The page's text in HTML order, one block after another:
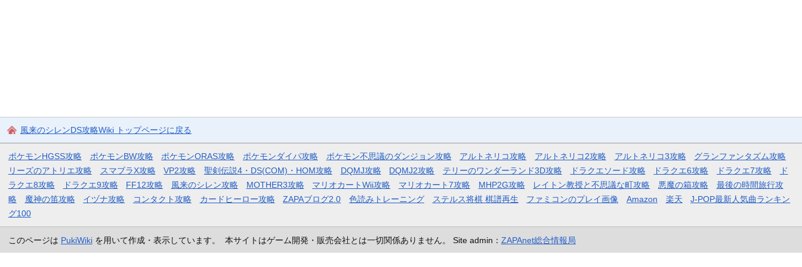
風来のシレンDS攻略Wiki トップページに戻る
ポケモンHGSS攻略 ポケモンBW攻略 ポケモンORAS攻略 ポケモンダイパ攻略 ポケモン不思議のダンジョン攻略 アルトネリコ攻略 アルトネリコ2攻略 アルトネリコ3攻略
グランファンタズム攻略
リーズのアトリエ攻略
スマブラX攻略 VP2攻略 聖剣伝説4・DS(COM)・HOM攻略 DQMJ攻略 DQMJ2攻略 テリーのワンダーランド3D攻略 ドラクエソード攻略 ドラクエ6攻略 ドラクエ7攻略
ド
ラクエ8攻略
ドラクエ9攻略 FF12攻略 風来のシレン攻略 MOTHER3攻略 マリオカートWii攻略 マリオカート7攻略 MHP2G攻略 レイトン教授と不思議な町攻略 悪魔の箱攻略
最後の時間旅行攻
略
魔神の笛攻略 イヅナ攻略 コンタクト攻略 カードヒーロー攻略 ZAPAブログ2.0 色読みトレーニング ステルス将棋 棋譜再生 ファミコンのプレイ画像 Amazon 楽天
J-POP最新人気曲ランキン
グ100
このページは PukiWikiを用いて作成・表示しています。 本サイトはゲーム開発・販売会社とは一切関係ありません。 Site admin： ZAPAnet総合情報局